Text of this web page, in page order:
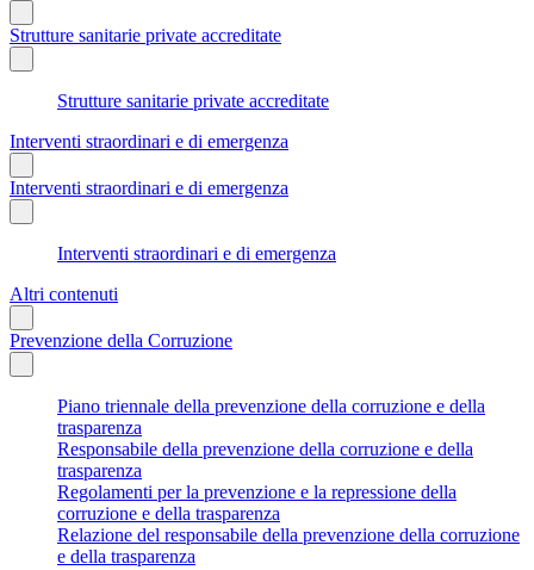
Strutture sanitarie private accreditate
Strutture sanitarie private accreditate
Interventi straordinari e di emergenza
Interventi straordinari e di emergenza
Interventi straordinari e di emergenza
Altri contenuti
Prevenzione della Corruzione
Piano triennale della prevenzione della corruzione e della
trasparenza
Responsabile della prevenzione della corruzione e della
trasparenza
Regolamenti per la prevenzione e la repressione della
corruzione e della trasparenza
Relazione del responsabile della prevenzione della corruzione
e della trasparenza